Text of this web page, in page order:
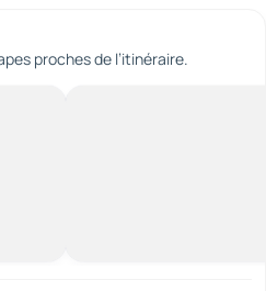
proches de l’itinéraire.